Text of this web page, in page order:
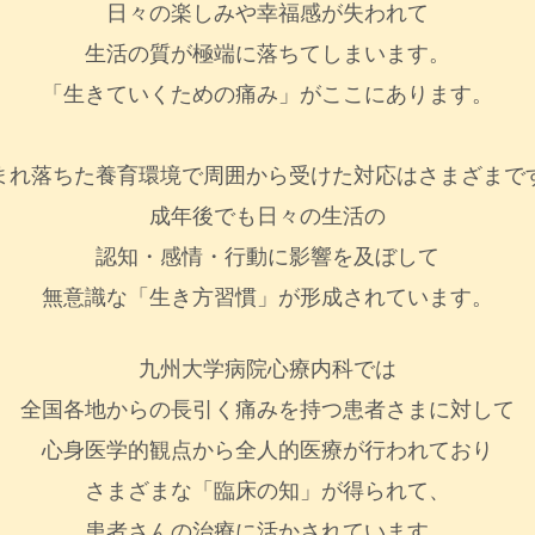
日々の楽しみや幸福感が失われて
生活の質が極端に落ちてしまいます。
「生きていくための痛み」がここにあります。
れ落ちた養育環境で周囲から受けた対応はさまざまで
成年後でも日々の生活の
認知・感情・行動に影響を及ぼして
無意識な「生き方習慣」が形成されています。
九州大学病院心療内科では
全国各地からの長引く痛みを持つ患者さまに対して
心身医学的観点から全人的医療が行われており
さまざまな「臨床の知」が得られて、